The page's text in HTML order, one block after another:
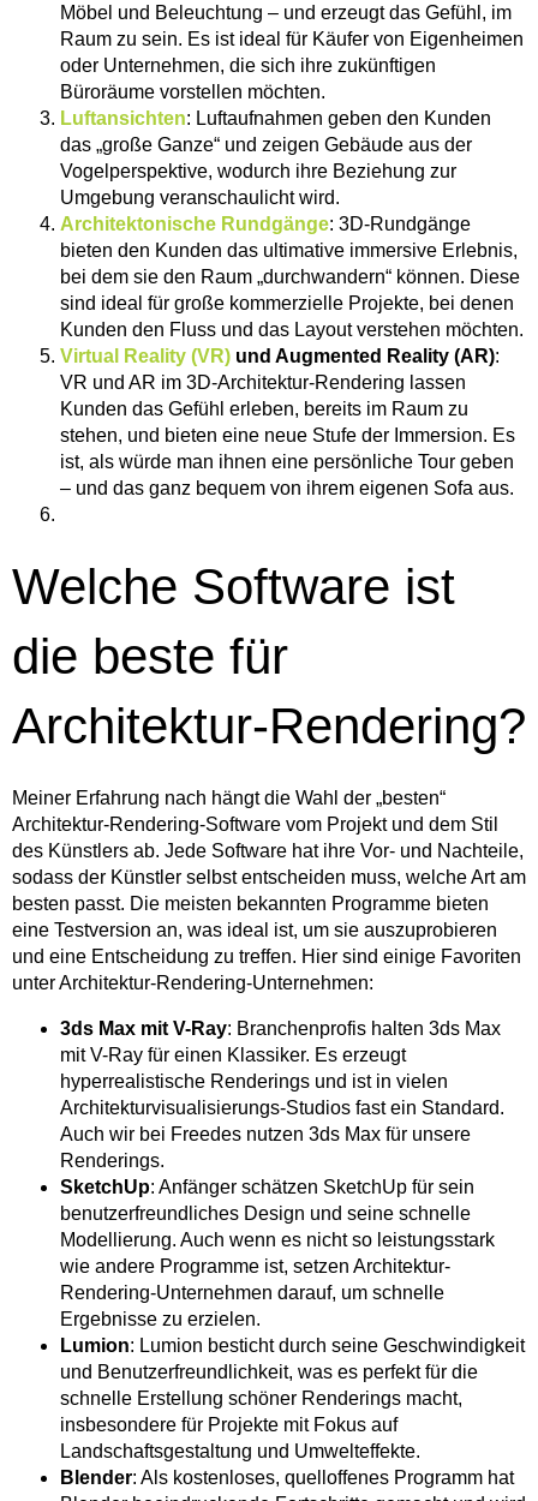
Möbel und Beleuchtung – und erzeugt das Gefühl, im
Raum zu sein. Es ist ideal für Käufer von Eigenheimen
oder Unternehmen, die sich ihre zukünftigen
Büroräume vorstellen möchten.
Luftansichten: Luftaufnahmen geben den Kunden
das „große Ganze“ und zeigen Gebäude aus der
Vogelperspektive, wodurch ihre Beziehung zur
Umgebung veranschaulicht wird.
Architektonische Rundgänge: 3D-Rundgänge
bieten den Kunden das ultimative immersive Erlebnis,
bei dem sie den Raum „durchwandern“ können. Diese
sind ideal für große kommerzielle Projekte, bei denen
Kunden den Fluss und das Layout verstehen möchten.
Virtual Reality (VR) und Augmented Reality (AR):
VR und AR im 3D-Architektur-Rendering lassen
Kunden das Gefühl erleben, bereits im Raum zu
stehen, und bieten eine neue Stufe der Immersion. Es
ist, als würde man ihnen eine persönliche Tour geben
– und das ganz bequem von ihrem eigenen Sofa aus.
Welche Software ist
die beste für
Architektur-Rendering?
Meiner Erfahrung nach hängt die Wahl der „besten“
Architektur-Rendering-Software vom Projekt und dem Stil
des Künstlers ab. Jede Software hat ihre Vor- und Nachteile,
sodass der Künstler selbst entscheiden muss, welche Art am
besten passt. Die meisten bekannten Programme bieten
eine Testversion an, was ideal ist, um sie auszuprobieren
und eine Entscheidung zu treffen. Hier sind einige Favoriten
unter Architektur-Rendering-Unternehmen:
3ds Max mit V-Ray: Branchenprofis halten 3ds Max
mit V-Ray für einen Klassiker. Es erzeugt
hyperrealistische Renderings und ist in vielen
Architekturvisualisierungs-Studios fast ein Standard.
Auch wir bei Freedes nutzen 3ds Max für unsere
Renderings.
SketchUp: Anfänger schätzen SketchUp für sein
benutzerfreundliches Design und seine schnelle
Modellierung. Auch wenn es nicht so leistungsstark
wie andere Programme ist, setzen Architektur-
Rendering-Unternehmen darauf, um schnelle
Ergebnisse zu erzielen.
Lumion: Lumion besticht durch seine Geschwindigkeit
und Benutzerfreundlichkeit, was es perfekt für die
schnelle Erstellung schöner Renderings macht,
insbesondere für Projekte mit Fokus auf
Landschaftsgestaltung und Umwelteffekte.
Blender: Als kostenloses, quelloffenes Programm hat